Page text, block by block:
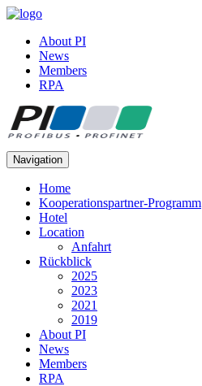
About PI
News
Members
RPA
Navigation
Home
Kooperationspartner-Programm
Hotel
Location
Anfahrt
Rückblick
2025
2023
2021
2019
About PI
News
Members
RPA